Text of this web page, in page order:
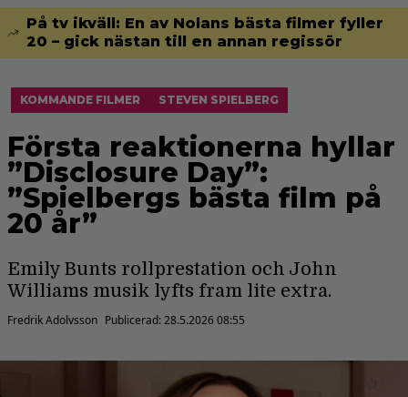
På tv ikväll: En av Nolans bästa filmer fyller
20 – gick nästan till en annan regissör
KOMMANDE FILMER STEVEN SPIELBERG
Första reaktionerna hyllar
”Disclosure Day”:
”Spielbergs bästa film på
20 år”
Emily Bunts rollprestation och John
Williams musik lyfts fram lite extra.
Fredrik Adolvsson Publicerad:28.5.2026 08:55